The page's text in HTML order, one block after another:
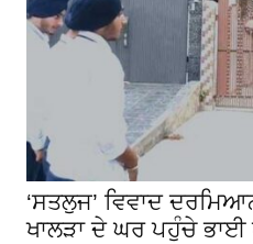
‘ਸਤਲੁਜ’ ਵਿਵਾਦ
ਖਾਲੜਾ ਦੇ ਘਰ ਪਹੁੰਚੇ ਭਾਈ